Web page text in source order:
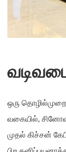
ஒரு
வகையில்,
முதல் கிச்சன்